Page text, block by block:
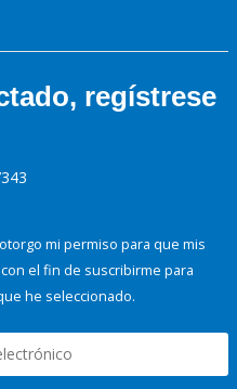
regístrese
mi permiso para que mis
el fin de suscribirme para
he seleccionado.